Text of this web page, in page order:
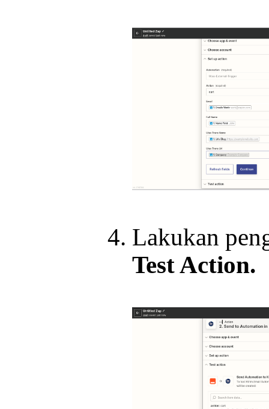
Lakukan
Test Action.